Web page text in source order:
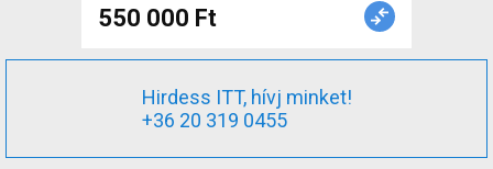
550 000 Ft
Hirdess ITT, hívj minket!
+36 20 319 0455